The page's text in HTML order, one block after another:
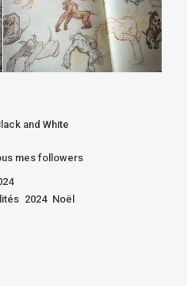
and White
mes followers
2024 Noël